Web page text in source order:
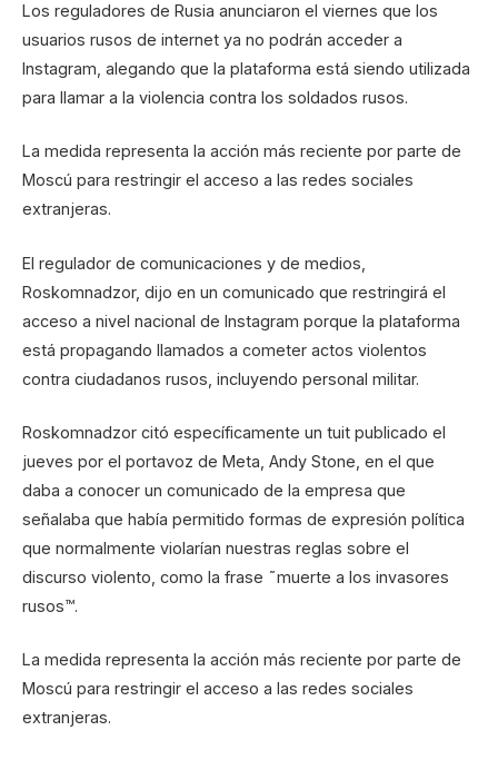
Los reguladores de Rusia anunciaron el viernes que los
usuarios rusos de internet ya no podrán acceder a
Instagram, alegando que la plataforma está siendo utilizada
para llamar a la violencia contra los soldados rusos.
La medida representa la acción más reciente por parte de
Moscú para restringir el acceso a las redes sociales
extranjeras.
El regulador de comunicaciones y de medios,
Roskomnadzor, dijo en un comunicado que restringirá el
acceso a nivel nacional de Instagram porque la plataforma
está propagando llamados a cometer actos violentos
contra ciudadanos rusos, incluyendo personal militar.
Roskomnadzor citó específicamente un tuit publicado el
jueves por el portavoz de Meta, Andy Stone, en el que
daba a conocer un comunicado de la empresa que
señalaba que había permitido formas de expresión política
que normalmente violarían nuestras reglas sobre el
discurso violento, como la frase ˜muerte a los invasores
rusos™.
La medida representa la acción más reciente por parte de
Moscú para restringir el acceso a las redes sociales
extranjeras.